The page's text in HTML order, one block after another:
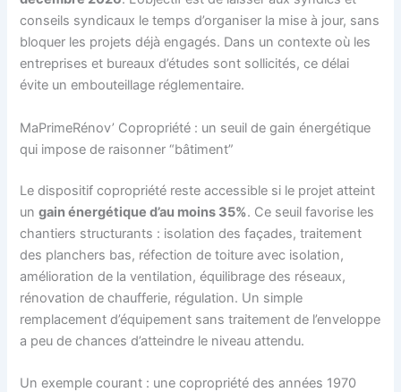
conseils syndicaux le temps d’organiser la mise à jour, sans
bloquer les projets déjà engagés. Dans un contexte où les
entreprises et bureaux d’études sont sollicités, ce délai
évite un embouteillage réglementaire.
MaPrimeRénov’ Copropriété : un seuil de gain énergétique
qui impose de raisonner “bâtiment”
Le dispositif copropriété reste accessible si le projet atteint
ungain énergétique d’au moins 35%. Ce seuil favorise les
chantiers structurants : isolation des façades, traitement
des planchers bas, réfection de toiture avec isolation,
amélioration de la ventilation, équilibrage des réseaux,
rénovation de chaufferie, régulation. Un simple
remplacement d’équipement sans traitement de l’enveloppe
a peu de chances d’atteindre le niveau attendu.
Un exemple courant : une copropriété des années 1970